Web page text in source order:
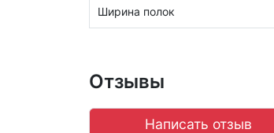
Ширина полок
Отзывы
Написать отзыв